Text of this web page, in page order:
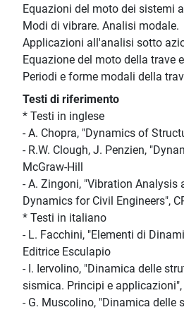
Equazioni del moto dei sistemi
Modi di vibrare. Analisi modale.
Applicazioni all'analisi sotto
Equazione del moto della trave
Periodi e forme modali della
Testi di riferimento
* Testi in inglese
- A. Chopra, "Dynamics of
- R.W. Clough, J. Penzien,
McGraw-Hill
- A. Zingoni, "Vibration Analysis
Dynamics for Civil Engineers",
* Testi in italiano
- L. Facchini, "Elementi di
Editrice Esculapio
- I. Iervolino, "Dinamica delle
sismica. Principi e applicazioni",
- G. Muscolino, "Dinamica delle